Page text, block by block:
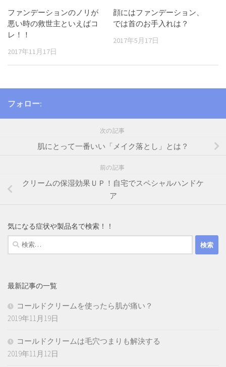
ファンデーションのノリが
悪い時の救世主といえばコ
レ！！
2017年11月17日
顔にはファンデーション、
では首のお手入れは？
2017年5月17日
フォロー:
次の記事
肌にとって一番いい「メイク落とし」とは？
前の記事
クリームの保湿効果ＵＰ！自宅でスペシャルハンドケ
ア
気になる症状や製品名で検索！！
検
索:
最新記事の一覧
コールドクリームを使ったら肌が痛い？
2019年11月19日
コールドクリームは毛穴つまりも解決する
2019年11月12日